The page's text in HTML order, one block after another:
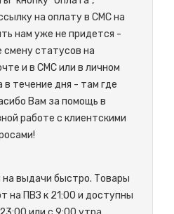
на оплату в СМС на
нам уже не придется -
статусов на
и в СМС или в личном
в течение дня - там где
Вам за помощь в
работе с клиентскими
на выдачи быстро. Товары
на ПВЗ к 21:00 и доступны